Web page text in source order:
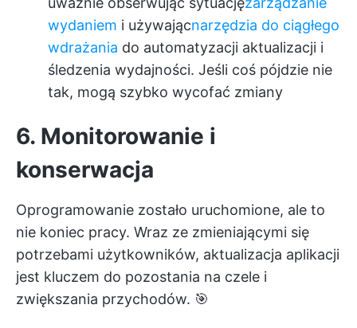
wydaniem i używającnarzędzia do ciągłego
wdrażania do automatyzacji aktualizacji i
śledzenia wydajności. Jeśli coś pójdzie nie
tak, mogą szybko wycofać zmiany
6. Monitorowanie i
konserwacja
Oprogramowanie zostało uruchomione, ale to
nie koniec pracy. Wraz ze zmieniającymi się
potrzebami użytkowników, aktualizacja aplikacji
jest kluczem do pozostania na czele i
zwiększania przychodów. 🎯